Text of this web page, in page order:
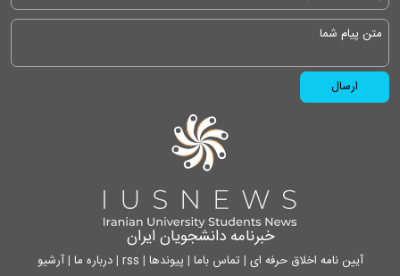
خبرنامه دانشجویان ایران
آیین نامه اخلاق حرفه ای | تماس باما | پیوندها |
rss
|درباره ما |آرشیو